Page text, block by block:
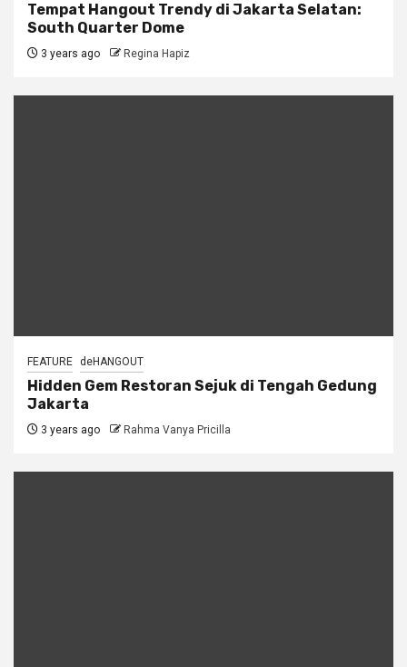
Tempat Hangout Trendy di Jakarta Selatan:
South Quarter Dome
3 years ago Regina Hapiz
FEATURE deHANGOUT
Hidden Gem Restoran Sejuk di Tengah Gedung
Jakarta
3 years ago Rahma Vanya Pricilla